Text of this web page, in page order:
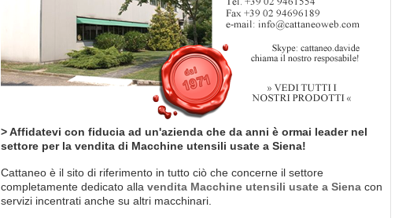
> Affidatevi con fiducia ad un'azienda che da anni è ormai leader nel
settore per la vendita di Macchine utensili usate a Siena!
Cattaneo è il sito di riferimento in tutto ciò che concerne il settore
completamente dedicato alla vendita Macchine utensili usate a Siena con
servizi incentrati anche su altri macchinari.